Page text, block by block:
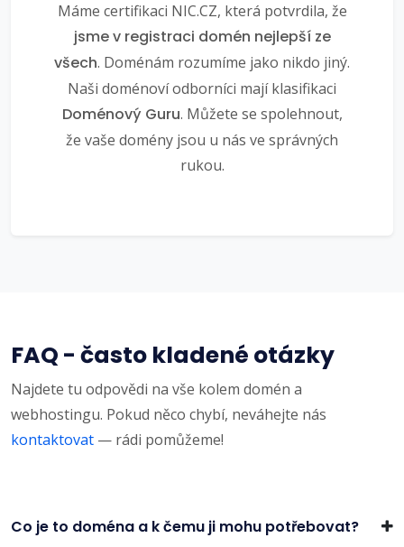
Máme certifikaci NIC.CZ, která potvrdila, že
jsme v registraci domén nejlepší ze
všech. Doménám rozumíme jako nikdo jiný.
Naši doménoví odborníci mají klasifikaci
Doménový Guru. Můžete se spolehnout,
že vaše domény jsou u nás ve správných
rukou.
FAQ - často kladené otázky
Najdete tu odpovědi na vše kolem domén a
webhostingu. Pokud něco chybí, neváhejte nás
kontaktovat — rádi pomůžeme!
Co je to doména a k čemu ji mohu potřebovat?